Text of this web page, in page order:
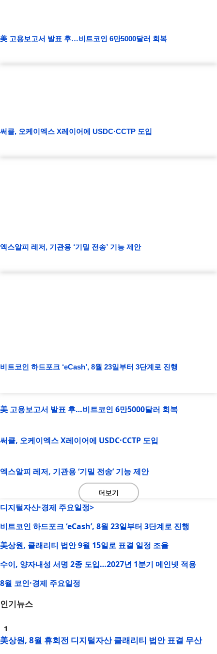
美 고용보고서 발표 후…비트코인 6만5000달러 회복
써클, 오케이엑스 X레이어에 USDC·CCTP 도입
엑스알피 레저, 기관용 ‘기밀 전송’ 기능 제안
비트코인 하드포크 ‘eCash’, 8월 23일부터 3단계로 진행
美 고용보고서 발표 후…비트코인 6만5000달러 회복
써클, 오케이엑스 X레이어에 USDC·CCTP 도입
엑스알피 레저, 기관용 ‘기밀 전송’ 기능 제안
더보기
디지털자산·경제 주요일정>
비트코인 하드포크 ‘eCash’, 8월 23일부터 3단계로 진행
美상원, 클래리티 법안 9월 15일로 표결 일정 조율
수이, 양자내성 서명 2종 도입…2027년 1분기 메인넷 적용
8월 코인·경제 주요일정
인기뉴스
美상원, 8월 휴회전 디지털자산 클래리티 법안 표결 무산